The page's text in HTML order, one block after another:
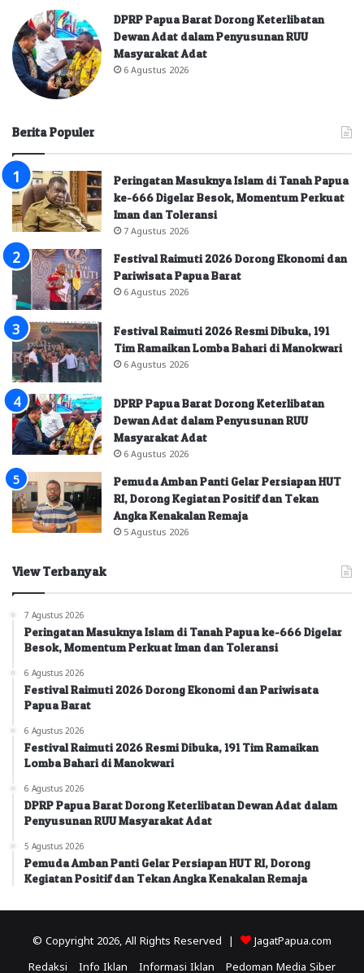
DPRP Papua Barat Dorong Keterlibatan
Dewan Adat dalam Penyusunan RUU
Masyarakat Adat
6 Agustus 2026
Berita Populer
Peringatan Masuknya Islam di Tanah Papua
ke-666 Digelar Besok, Momentum Perkuat
Iman dan Toleransi
7 Agustus 2026
Festival Raimuti 2026 Dorong Ekonomi dan
Pariwisata Papua Barat
6 Agustus 2026
Festival Raimuti 2026 Resmi Dibuka, 191
Tim Ramaikan Lomba Bahari di Manokwari
6 Agustus 2026
DPRP Papua Barat Dorong Keterlibatan
Dewan Adat dalam Penyusunan RUU
Masyarakat Adat
6 Agustus 2026
Pemuda Amban Panti Gelar Persiapan HUT
RI, Dorong Kegiatan Positif dan Tekan
Angka Kenakalan Remaja
5 Agustus 2026
View Terbanyak
7 Agustus 2026
Peringatan Masuknya Islam di Tanah Papua ke-666 Digelar
Besok, Momentum Perkuat Iman dan Toleransi
6 Agustus 2026
Festival Raimuti 2026 Dorong Ekonomi dan Pariwisata
Papua Barat
6 Agustus 2026
Festival Raimuti 2026 Resmi Dibuka, 191 Tim Ramaikan
Lomba Bahari di Manokwari
6 Agustus 2026
DPRP Papua Barat Dorong Keterlibatan Dewan Adat dalam
Penyusunan RUU Masyarakat Adat
5 Agustus 2026
Pemuda Amban Panti Gelar Persiapan HUT RI, Dorong
Kegiatan Positif dan Tekan Angka Kenakalan Remaja
© Copyright 2026, All Rights Reserved | JagatPapua.com
Redaksi Info Iklan Informasi Iklan Pedoman Media Siber